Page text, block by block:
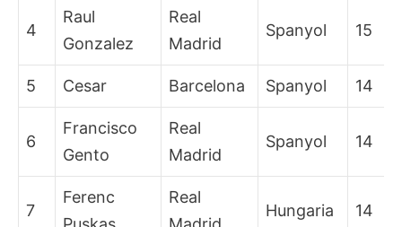
4
Raul
Gonzalez
Real
Madrid
Spanyol 15
5 Cesar Barcelona Spanyol 14
6
Francisco
Gento
Real
Madrid
Spanyol 14
7
Ferenc
Real
Hungaria 14